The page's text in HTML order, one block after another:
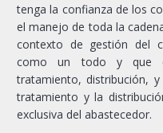
tenga la confianza de los
el manejo de toda la
contexto de gestión del
como un todo y que
tratamiento, distribución,
tratamiento y la
exclusiva del abastecedor.